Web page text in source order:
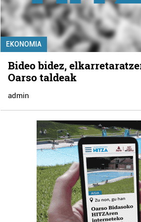
EKONOMIA
Bideo bidez,
Oarso taldeak
admin